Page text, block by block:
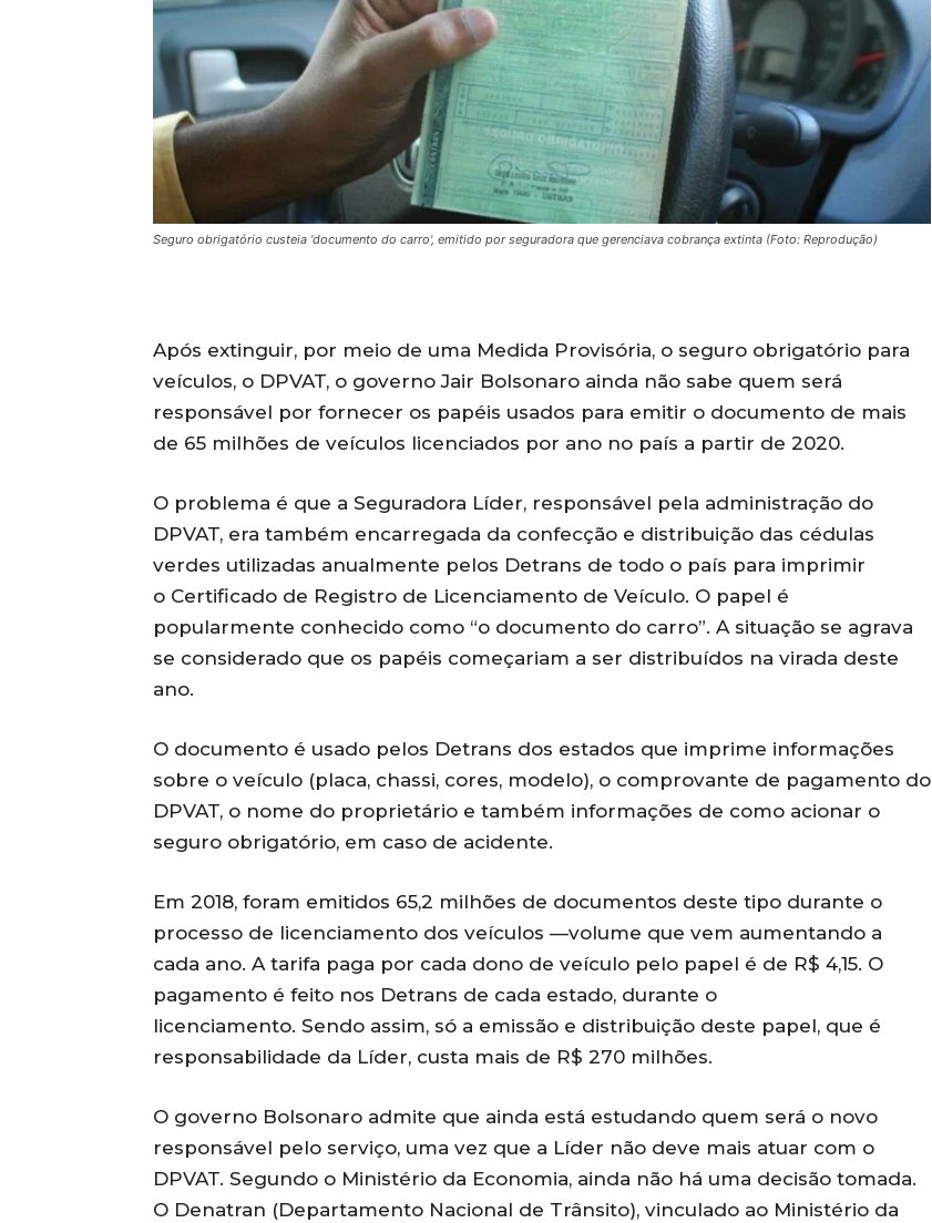
Seguro obrigatório custeia 'documento do carro', emitido por seguradora que gerenciava cobrança extinta (Foto: Reprodução)
Após extinguir, por meio de uma Medida Provisória, o seguro obrigatório para
veículos, o DPVAT, o governo Jair Bolsonaro ainda não sabe quem será
responsável por fornecer os papéis usados para emitir o documento de mais
de 65 milhões de veículos licenciados por ano no país a partir de 2020.
O problema é que a Seguradora Líder, responsável pela administração do
DPVAT, era também encarregada da confecção e distribuição das cédulas
verdes utilizadas anualmente pelos Detrans de todo o país para imprimir
o Certificado de Registro de Licenciamento de Veículo. O papel é
popularmente conhecido como “o documento do carro”. A situação se agrava
se considerado que os papéis começariam a ser distribuídos na virada deste
ano.
O documento é usado pelos Detrans dos estados que imprime informações
sobre o veículo (placa, chassi, cores, modelo), o comprovante de pagamento do
DPVAT, o nome do proprietário e também informações de como acionar o
seguro obrigatório, em caso de acidente.
Em 2018, foram emitidos 65,2 milhões de documentos deste tipo durante o
processo de licenciamento dos veículos —volume que vem aumentando a
cada ano. A tarifa paga por cada dono de veículo pelo papel é de R$ 4,15. O
pagamento é feito nos Detrans de cada estado, durante o
licenciamento. Sendo assim, só a emissão e distribuição deste papel, que é
responsabilidade da Líder, custa mais de R$ 270 milhões.
O governo Bolsonaro admite que ainda está estudando quem será o novo
responsável pelo serviço, uma vez que a Líder não deve mais atuar com o
DPVAT. Segundo o Ministério da Economia, ainda não há uma decisão tomada.
O Denatran (Departamento Nacional de Trânsito), vinculado ao Ministério da